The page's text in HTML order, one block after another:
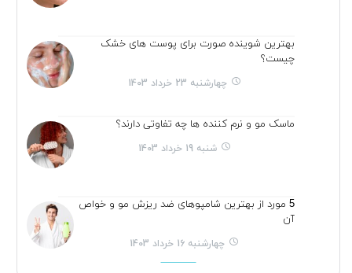
بهترین شوینده صورت برای پوست های خشک
چیست؟
چهارشنبه 23 خرداد 1403
ماسک مو و نرم کننده ها چه تفاوتی دارند؟
شنبه 19 خرداد 1403
5 مورد از بهترین شامپوهای ضد ریزش مو و خواص
آن
چهارشنبه 16 خرداد 1403